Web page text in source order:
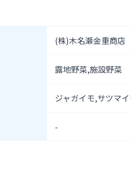
(株)木名瀬金重商店
露地野菜,施設野菜
ジャガイモ,サツマ
-